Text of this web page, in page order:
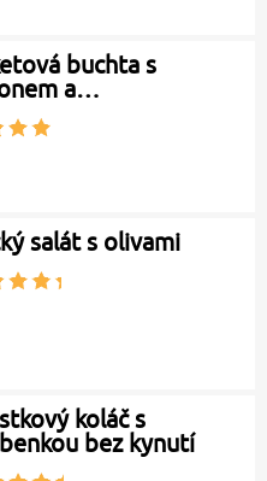
buchta s
a…
salát s olivami
koláč s
bez kynutí